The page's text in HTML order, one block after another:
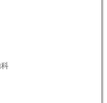
伴い、窓口負担金の変
お知らせ
テム変更する事となりま
察番号取得システムに変